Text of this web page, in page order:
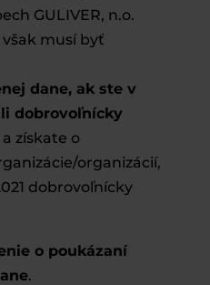
GULIVER, n.o.
musí byť
dane, ak ste v
dobrovoľnícky
a získate o
organizácií,
dobrovoľnícky
o poukázaní
.